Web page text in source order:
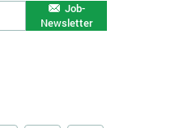
Job-
Newsletter